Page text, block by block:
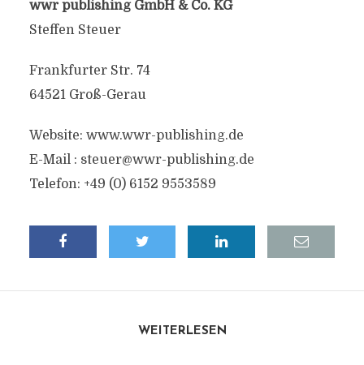
wwr publishing GmbH & Co. KG
Steffen Steuer
Frankfurter Str. 74
64521 Groß-Gerau
Website: www.wwr-publishing.de
E-Mail : steuer@wwr-publishing.de
Telefon: +49 (0) 6152 9553589
WEITERLESEN